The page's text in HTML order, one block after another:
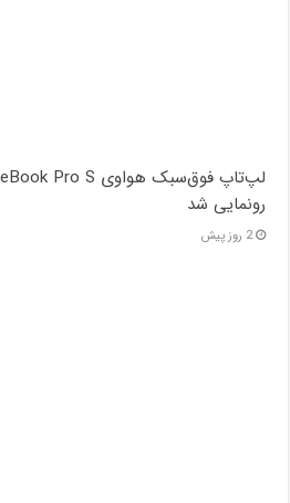
رونمایی شد
2 روز پیش